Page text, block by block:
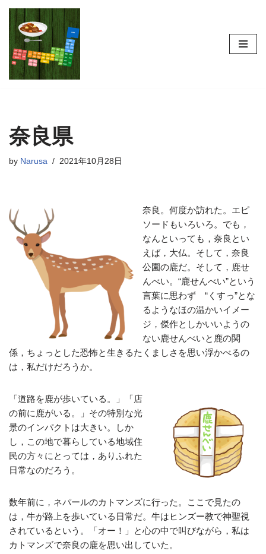
コ
ン
テ
ン
キ
ッ
プ
奈良県
by Narusa 2021年10月28日
奈良。何度か訪れた。エピ
ソードもいろいろ。でも，
なんといっても，奈良とい
えば，大仏。そして，奈良
公園の鹿だ。そして，鹿せ
んべい。“鹿せんべい”という
言葉に思わず “くすっ”とな
るようなほの温かいイメー
ジ，傑作としかいいようの
ない鹿せんべいと鹿の関
係，ちょっとした恐怖と生きるたくましさを思い浮かべるの
は，私だけだろうか。
「道路を鹿が歩いている。」「店
の前に鹿がいる。」その特別な光
景のインパクトは大きい。しか
し，この地で暮らしている地域住
民の方々にとっては，ありふれた
日常なのだろう。
数年前に，ネパールのカトマンズに行った。ここで見たの
は，牛が路上を歩いている日常だ。牛はヒンズー教で神聖視
されているという。「オー！」と心の中で叫びながら，私は
カトマンズで奈良の鹿を思い出していた。